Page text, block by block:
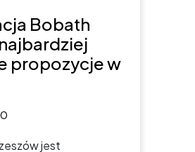
Bobath
propozycje w
jest